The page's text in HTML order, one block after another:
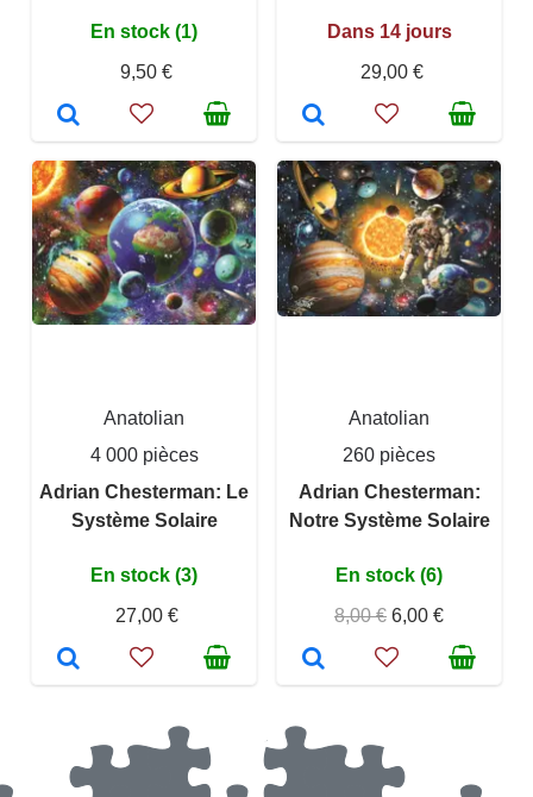
En stock (1)
9,50 €
Dans 14 jours
29,00 €
Anatolian
4 000 pièces
Adrian Chesterman: Le
Système Solaire
En stock (3)
27,00 €
Anatolian
260 pièces
Adrian Chesterman:
Notre Système Solaire
En stock (6)
8,00 € 6,00 €